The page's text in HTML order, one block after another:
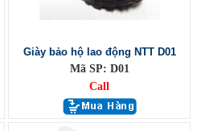
Giày bảo hộ lao động NTT D01
Mã SP: D01
Call